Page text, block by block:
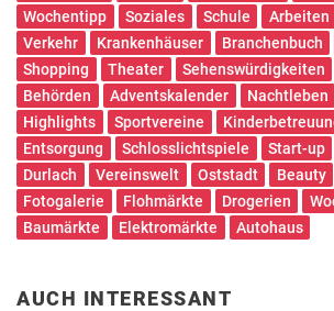
Wochentipp
Soziales Schule Arbeiten
Verkehr
Krankenhäuser Branchenbuch
Shopping
Theater Sehenswürdigkeiten
Behörden
Adventskalender Nachtleben
Highlights
Sportvereine
Entsorgung
Schlosslichtspiele Start-up
Durlach
Vereinswelt Oststadt Beauty
Fotogalerie
Flohmärkte Drogerien
Baumärkte
Elektromärkte Autohaus
AUCH INTERESSANT